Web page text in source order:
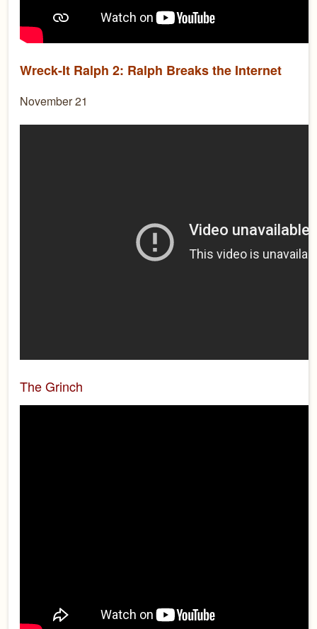
Wreck-It Ralph 2: Ralph Breaks the Internet
November 21
The Grinch